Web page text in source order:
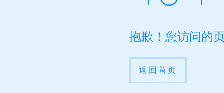
抱歉！您访问的
返回首页